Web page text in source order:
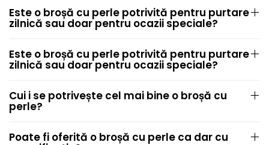
Este o broșă cu perle potrivită pentru purtare
zilnică sau doar pentru ocazii speciale?
Este o broșă cu perle potrivită pentru purtare
zilnică sau doar pentru ocazii speciale?
Cui i se potrivește cel mai bine o broșă cu
perle?
Poate fi oferită o broșă cu perle ca dar cu